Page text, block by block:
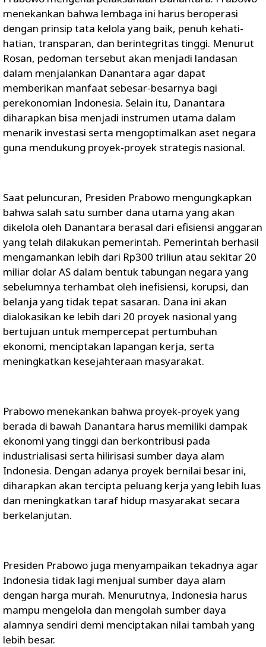
menekankan bahwa lembaga ini harus beroperasi
dengan prinsip tata kelola yang baik, penuh kehati-
hatian, transparan, dan berintegritas tinggi. Menurut
Rosan, pedoman tersebut akan menjadi landasan
dalam menjalankan Danantara agar dapat
memberikan manfaat sebesar-besarnya bagi
perekonomian Indonesia. Selain itu, Danantara
diharapkan bisa menjadi instrumen utama dalam
menarik investasi serta mengoptimalkan aset negara
guna mendukung proyek-proyek strategis nasional.
Saat peluncuran, Presiden Prabowo mengungkapkan
bahwa salah satu sumber dana utama yang akan
dikelola oleh Danantara berasal dari efisiensi anggaran
yang telah dilakukan pemerintah. Pemerintah berhasil
mengamankan lebih dari Rp300 triliun atau sekitar 20
miliar dolar AS dalam bentuk tabungan negara yang
sebelumnya terhambat oleh inefisiensi, korupsi, dan
belanja yang tidak tepat sasaran. Dana ini akan
dialokasikan ke lebih dari 20 proyek nasional yang
bertujuan untuk mempercepat pertumbuhan
ekonomi, menciptakan lapangan kerja, serta
meningkatkan kesejahteraan masyarakat.
Prabowo menekankan bahwa proyek-proyek yang
berada di bawah Danantara harus memiliki dampak
ekonomi yang tinggi dan berkontribusi pada
industrialisasi serta hilirisasi sumber daya alam
Indonesia. Dengan adanya proyek bernilai besar ini,
diharapkan akan tercipta peluang kerja yang lebih luas
dan meningkatkan taraf hidup masyarakat secara
berkelanjutan.
Presiden Prabowo juga menyampaikan tekadnya agar
Indonesia tidak lagi menjual sumber daya alam
dengan harga murah. Menurutnya, Indonesia harus
mampu mengelola dan mengolah sumber daya
alamnya sendiri demi menciptakan nilai tambah yang
lebih besar.